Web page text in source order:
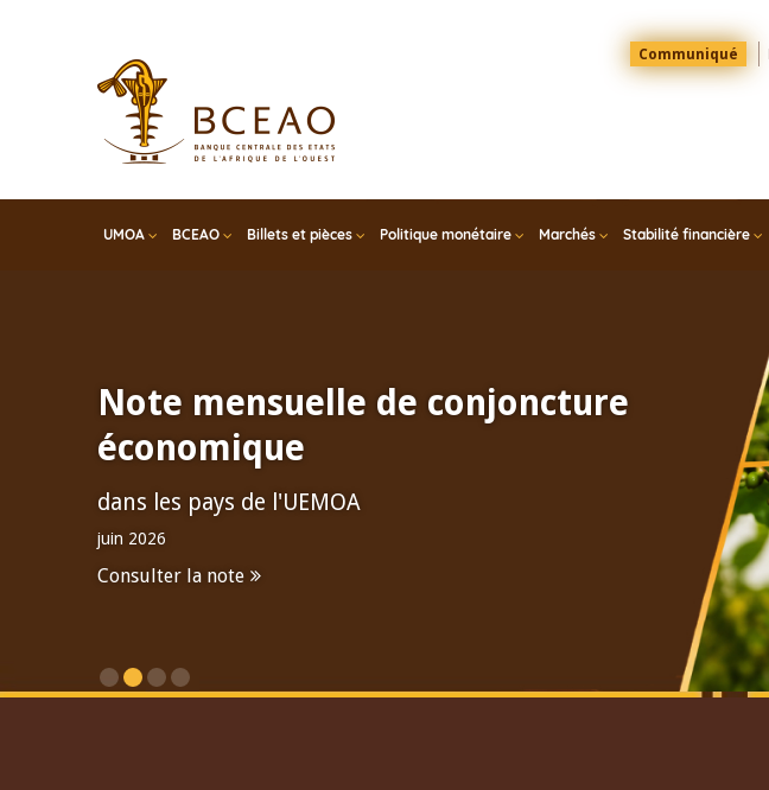
Menu
Top
Communiqué
UMOA BCEAO Billets et pièces Politique monétaire Marchés Stabilité financière
Note mensuelle de conjoncture
économique
dans les pays de l'UEMOA
juin 2026
Consulter la note